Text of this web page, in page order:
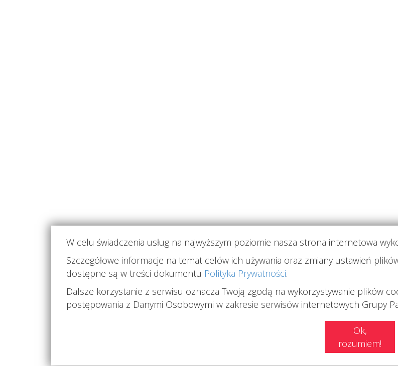
W celu świadczenia usług na najwyższym poziomie nasza strona internetowa
Szczegółowe informacje na temat celów ich używania oraz zmiany ustawień
dostępne są w treści dokumentu Polityka Prywatności.
Dalsze korzystanie z serwisu oznacza Twoją zgodą na wykorzystywanie plików
postępowania z Danymi Osobowymi w zakresie serwisów internetowych Grupy
Ok,
rozumiem!
Strona korzysta z plików cookie w celu realizacji usług zgodnie z polityką prywatności. Możesz określić
cookie w Twojej przeglądarce.
ZRÓWNOWAŻONY